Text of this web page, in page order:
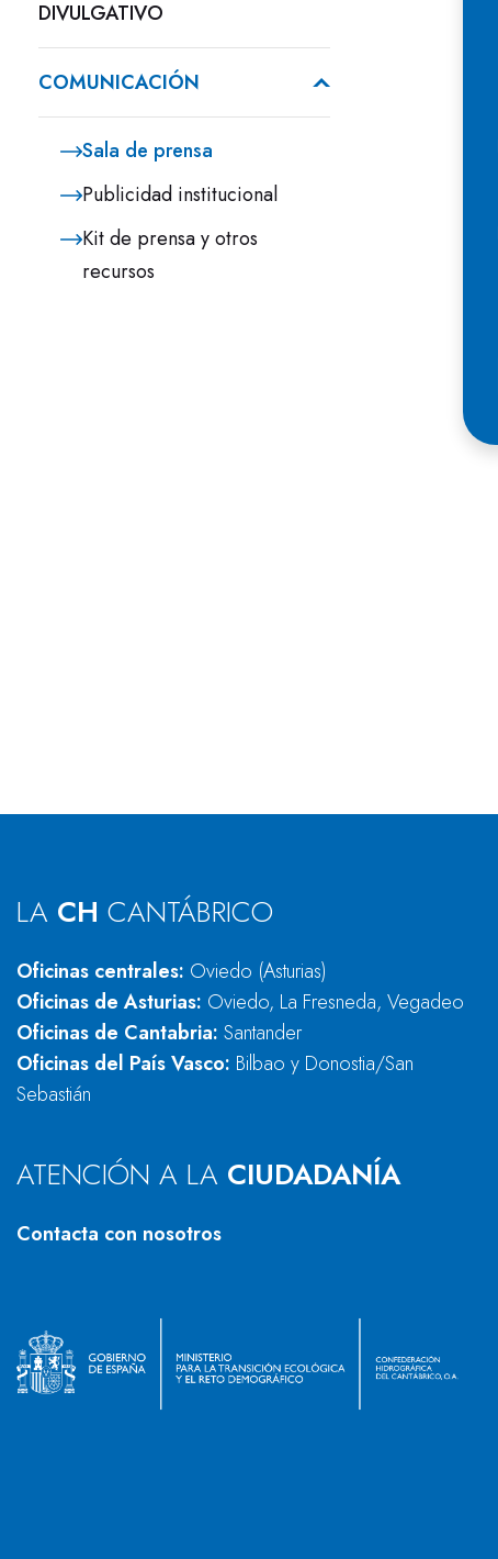
DIVULGATIVO
COMUNICACIÓN
Sala de prensa
Publicidad institucional
Kit de prensa y otros
recursos
LA CH CANTÁBRICO
Oficinas centrales: Oviedo (Asturias)
Oficinas de Asturias: Oviedo, La Fresneda, Vegadeo
Oficinas de Cantabria: Santander
Oficinas del País Vasco: Bilbao y Donostia/San
Sebastián
ATENCIÓN A LA CIUDADANÍA
Contacta con nosotros